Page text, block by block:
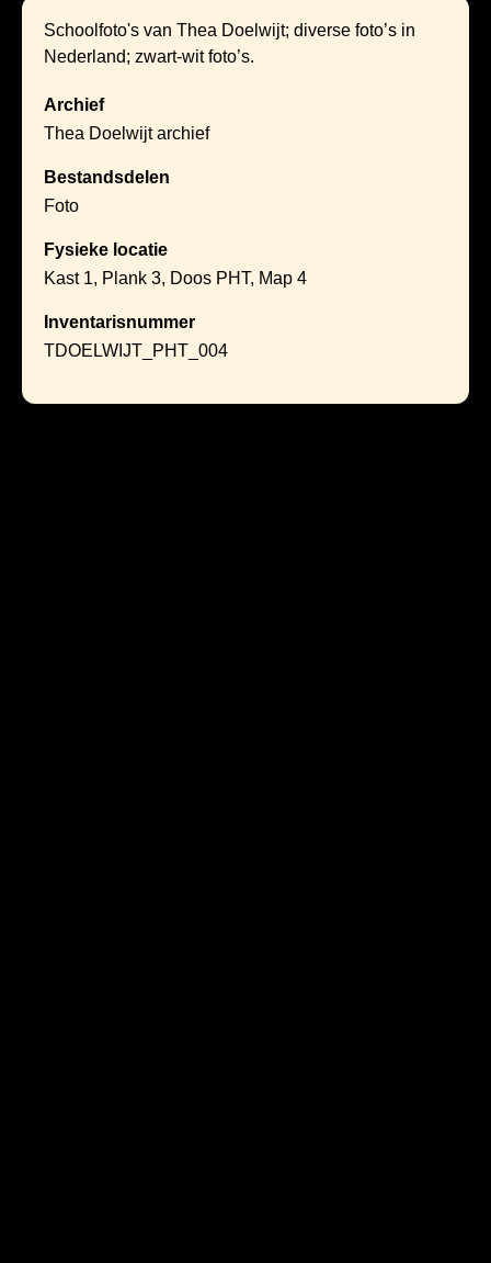
Schoolfoto's van Thea Doelwijt; diverse foto’s in
Nederland; zwart-wit foto’s.
Archief
Thea Doelwijt archief
Bestandsdelen
Foto
Fysieke locatie
Kast 1, Plank 3, Doos PHT, Map 4
Inventarisnummer
TDOELWIJT_PHT_004